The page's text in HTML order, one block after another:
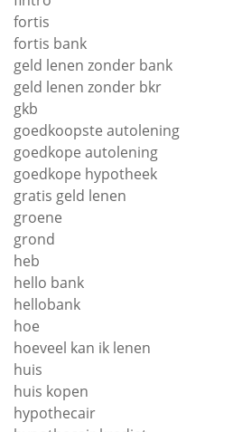
fortis
fortis bank
geld lenen zonder bank
geld lenen zonder bkr
gkb
goedkoopste autolening
goedkope autolening
goedkope hypotheek
gratis geld lenen
groene
grond
heb
hello bank
hellobank
hoe
hoeveel kan ik lenen
huis
huis kopen
hypothecair